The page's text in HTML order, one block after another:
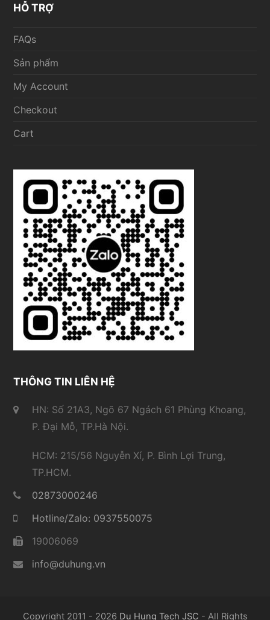
HỖ TRỢ
FAQs
Sản phẩm
My Account
Checkout
Cart
THÔNG TIN LIÊN HỆ
HN: Số 21A3, Ngõ 67 Ngách 61 Phùng Khoang,
P. Đại Mỗ, TP.Hà Nội.
HCM: 215/56 Nguyễn Xí, P. Bình Lợi Trung,
TP.HCM.
02873000246
Hotline/Zalo: 0937550075
19006069
info@duhung.vn
Copyright 2011 - 2026 Du Hung Tech JSC - All Rights